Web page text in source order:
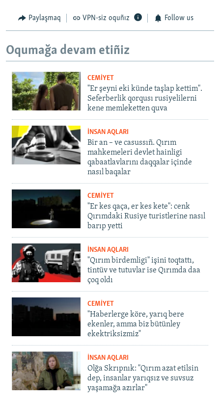
Paylaşmaq VPN-siz oquñız Follow us
Oqumağa devam etiñiz
CEMİYET
"Er şeyni eki künde taşlap kettim".
Seferberlik qorqusı rusiyelilerni
kene memleketten quva
İNSAN AQLARI
Bir an – ve casussıñ. Qırım
mahkemeleri devlet hainligi
qabaatlavlarını daqqalar içinde
nasıl baqalar
CEMİYET
"Er kes qaça, er kes kete": cenk
Qırımdaki Rusiye turistlerine nasıl
barıp yetti
İNSAN AQLARI
"Qırım birdemligi" işini toqtattı,
tintüv ve tutuvlar ise Qırımda daa
çoq oldı
CEMİYET
"Haberlerge köre, yarıq bere
ekenler, amma biz bütünley
ekektriksizmiz"
İNSAN AQLARI
Olğa Skrıpnık: "Qırım azat etilsin
dep, insanlar yarıqsız ve suvsuz
yaşamağa azırlar"